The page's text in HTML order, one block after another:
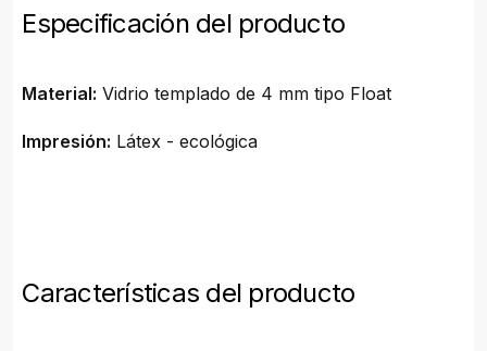
Especificación del producto
Material: Vidrio templado de 4 mm tipo Float
Impresión: Látex - ecológica
Características del producto